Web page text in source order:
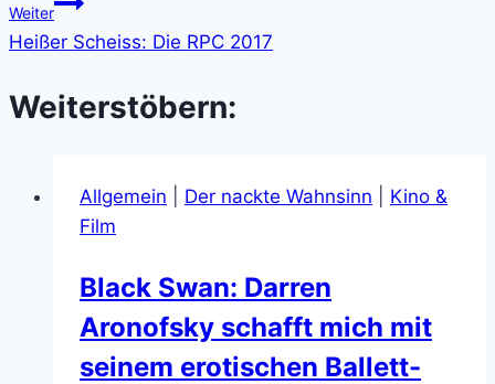
Weiter
Heißer Scheiss: Die RPC 2017
Weiterstöbern:
Allgemein Der nackte Wahnsinn
Kino &
Film
Black Swan: Darren
Aronofsky schafft mich mit
seinem erotischen Ballett-